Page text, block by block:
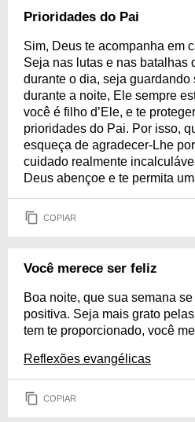
Prioridades do Pai
Sim, Deus te acompanha em
Seja nas lutas e nas batalhas
durante o dia, seja
durante a noite, Ele sempre
você é filho d’Ele, e te
prioridades do Pai. Por isso,
esqueça de agradecer-Lhe
cuidado realmente
Deus abençoe e te permita
COPIAR
Você merece ser feliz
Boa noite, que sua semana
positiva. Seja mais grato
tem te proporcionado, você
Reflexões evangélicas
COPIAR